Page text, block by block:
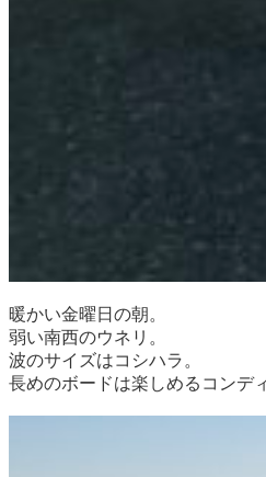
暖かい金曜日の朝。
弱い南西のウネリ。
波のサイズはコシハラ。
長めのボードは楽しめるコンデ